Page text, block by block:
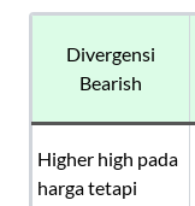
Divergensi
Bearish
Higher high pada
harga tetapi